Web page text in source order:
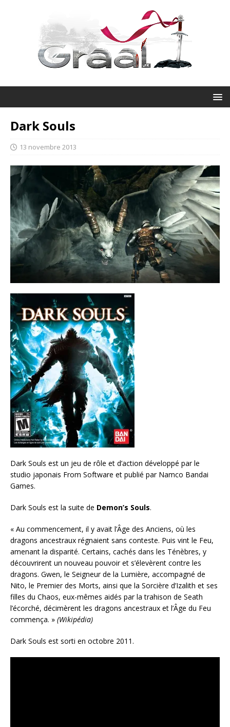
Dark Souls
13 novembre 2013
Dark Souls est un jeu de rôle et d’action développé par le
studio japonais From Software et publié par Namco Bandai
Games.
Dark Souls est la suite de Demon’s Souls.
« Au commencement, il y avait l’Âge des Anciens, où les
dragons ancestraux régnaient sans conteste. Puis vint le Feu,
amenant la disparité. Certains, cachés dans les Ténèbres, y
découvrirent un nouveau pouvoir et s’élevèrent contre les
dragons. Gwen, le Seigneur de la Lumière, accompagné de
Nito, le Premier des Morts, ainsi que la Sorcière d’Izalith et ses
filles du Chaos, eux-mêmes aidés par la trahison de Seath
l’écorché, décimèrent les dragons ancestraux et l’Âge du Feu
commença. » (Wikipédia)
Dark Souls est sorti en octobre 2011.